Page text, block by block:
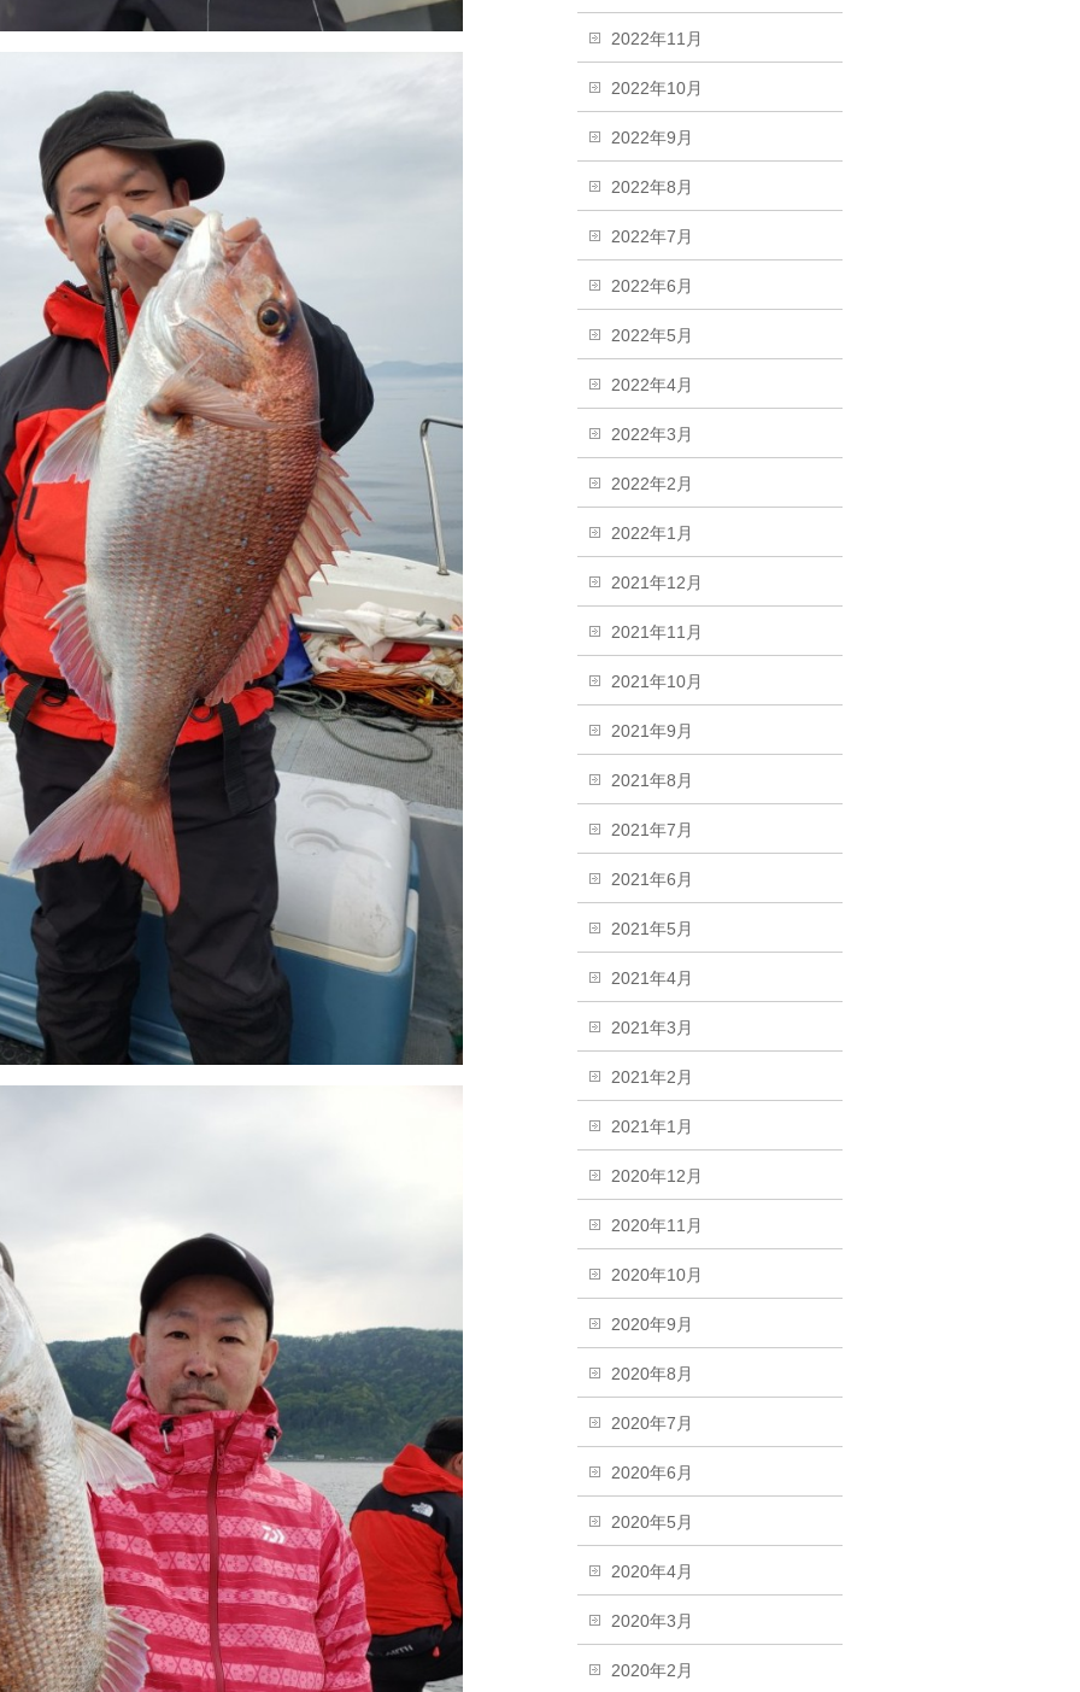
2022年11月
2022年10月
2022年9月
2022年8月
2022年7月
2022年6月
2022年5月
2022年4月
2022年3月
2022年2月
2022年1月
2021年12月
2021年11月
2021年10月
2021年9月
2021年8月
2021年7月
2021年6月
2021年5月
2021年4月
2021年3月
2021年2月
2021年1月
2020年12月
2020年11月
2020年10月
2020年9月
2020年8月
2020年7月
2020年6月
2020年5月
2020年4月
2020年3月
2020年2月